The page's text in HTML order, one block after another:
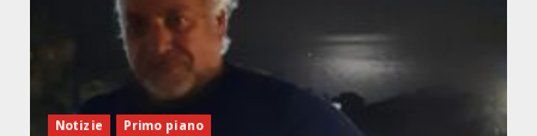
Notizie Primo piano